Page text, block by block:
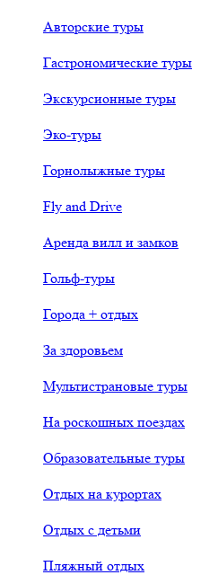
Авторские туры
Гастрономические туры
Экскурсионные туры
Эко-туры
Горнолыжные туры
Fly and Drive
Аренда вилл и замков
Гольф-туры
Города + отдых
За здоровьем
Мультистрановые туры
На роскошных поездах
Образовательные туры
Отдых на курортах
Отдых с детьми
Пляжный отдых